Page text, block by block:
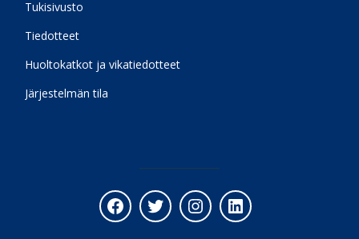
Tukisivusto
Tiedotteet
Huoltokatkot ja vikatiedotteet
Järjestelmän tila
Facebook
TwitterInstagram
LinkedIn